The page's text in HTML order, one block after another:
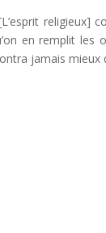
religieux]
en remplit les
jamais mieux